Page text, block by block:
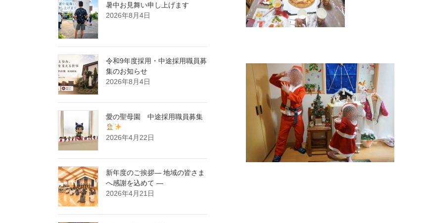
暑中お見舞い申し上げます
2026年8月4日
令和9年度採用・中途採用職員募
集のお知らせ
2026年8月4日
愛の聖母園 中途採用職員募集
2026年4月22日
新年度のご挨拶― 地域の皆さま
へ感謝を込めて ―
2026年4月21日